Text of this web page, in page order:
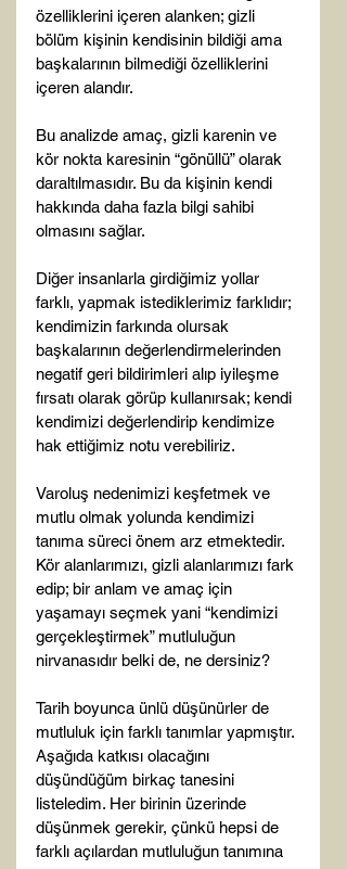
özelliklerini içeren alanken; gizli
bölüm kişinin kendisinin bildiği ama
başkalarının bilmediği özelliklerini
içeren alandır.
Bu analizde amaç, gizli karenin ve
kör nokta karesinin “gönüllü” olarak
daraltılmasıdır. Bu da kişinin kendi
hakkında daha fazla bilgi sahibi
olmasını sağlar.
Diğer insanlarla girdiğimiz yollar
farklı, yapmak istediklerimiz farklıdır;
kendimizin farkında olursak
başkalarının değerlendirmelerinden
negatif geri bildirimleri alıp iyileşme
fırsatı olarak görüp kullanırsak; kendi
kendimizi değerlendirip kendimize
hak ettiğimiz notu verebiliriz.
Varoluş nedenimizi keşfetmek ve
mutlu olmak yolunda kendimizi
tanıma süreci önem arz etmektedir.
Kör alanlarımızı, gizli alanlarımızı fark
edip; bir anlam ve amaç için
yaşamayı seçmek yani “kendimizi
gerçekleştirmek” mutluluğun
nirvanasıdır belki de, ne dersiniz?
Tarih boyunca ünlü düşünürler de
mutluluk için farklı tanımlar yapmıştır.
Aşağıda katkısı olacağını
düşündüğüm birkaç tanesini
listeledim. Her birinin üzerinde
düşünmek gerekir, çünkü hepsi de
farklı açılardan mutluluğun tanımına